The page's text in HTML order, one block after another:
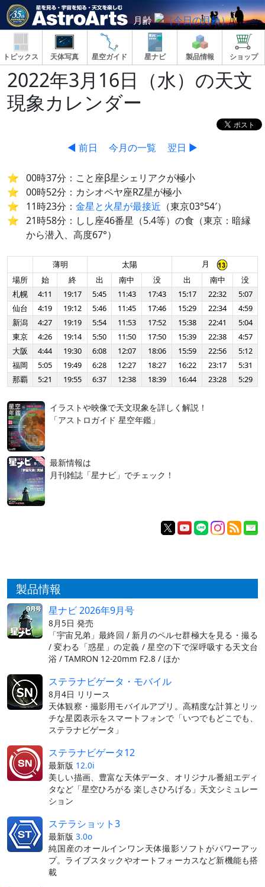
月齢
トピックス 天体写真 星空ガイド 星ナビ 製品情報 ショップ
2022年3月16日（水）の天文
現象カレンダー
◀ 前日 今月の一覧 翌日 ▶
00時37分：こと座β星シェリアクが極小
00時52分：カシオペヤ座RZ星が極小
11時23分： 金星と火星が最接近 （東京03°54′）
21時58分：しし座46番星（5.4等）の食（東京：暗縁
から潜入、高度67°）
薄明 太陽
月
場所
始 終 出 南中 没 出 南中
没
札幌
4:11 19:17 5:45 11:43 17:43 15:17 22:32
5:07
仙台
4:19 19:12 5:46 11:45 17:46 15:29 22:34
4:59
新潟
4:27 19:19 5:54 11:53 17:52 15:38 22:41
5:04
東京
4:26 19:14 5:50 11:50 17:50 15:39 22:38
4:57
大阪
4:44 19:30 6:08 12:07 18:06 15:59 22:56
5:12
福岡
5:05 19:49 6:28 12:27 18:27 16:22 23:17
5:31
那覇
5:21 19:55 6:37 12:38 18:39 16:44 23:28 5:29
イラストや映像で天文現象を詳しく解説！
「アストロガイド 星空年鑑」
最新情報は
月刊雑誌「星ナビ」でチェック！
製品情報
星ナビ 2026年9月号
8月5日 発売
「宇宙兄弟」最終回 / 新月のペルセ群極大を見る・撮る
/ 変わる「惑星」の定義 / 星空の下で深呼吸する天文台
浴 / TAMRON 12-20mm F2.8 / ほか
ステラナビゲータ・モバイル
8月4日 リリース
天体観察・撮影用モバイルアプリ。高精度な計算とリッ
チな星図表示をスマートフォンで「いつでもどこでも、
ステラナビゲータ」
ステラナビゲータ12
最新版 12.0i
美しい描画、豊富な天体データ、オリジナル番組エディ
タなど「星空ひろがる 楽しさひろげる」天文シミュレー
ション
ステラショット3
最新版 3.0o
純国産のオールインワン天体撮影ソフトがパワーアッ
プ。ライブスタックやオートフォーカスなど新機能も搭
載